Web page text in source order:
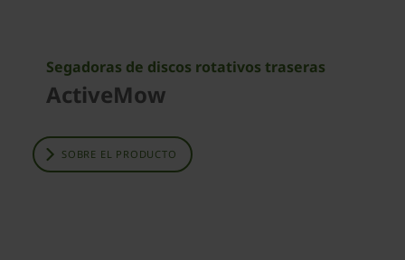
Segadoras de discos rotativos traseras
ActiveMow
SOBRE EL PRODUCTO